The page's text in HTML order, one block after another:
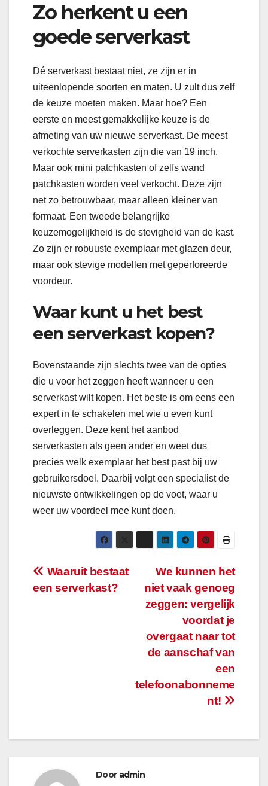
Zo herkent u een
goede serverkast
Dé serverkast bestaat niet, ze zijn er in
uiteenlopende soorten en maten. U zult dus zelf
de keuze moeten maken. Maar hoe? Een
eerste en meest gemakkelijke keuze is de
afmeting van uw nieuwe serverkast. De meest
verkochte serverkasten zijn die van 19 inch.
Maar ook mini patchkasten of zelfs wand
patchkasten worden veel verkocht. Deze zijn
net zo betrouwbaar, maar alleen kleiner van
formaat. Een tweede belangrijke
keuzemogelijkheid is de stevigheid van de kast.
Zo zijn er robuuste exemplaar met glazen deur,
maar ook stevige modellen met geperforeerde
voordeur.
Waar kunt u het best
een serverkast kopen?
Bovenstaande zijn slechts twee van de opties
die u voor het zeggen heeft wanneer u een
serverkast wilt kopen. Het beste is om eens een
expert in te schakelen met wie u even kunt
overleggen. Deze kent het aanbod
serverkasten als geen ander en weet dus
precies welk exemplaar het best past bij uw
gebruikersdoel. Daarbij volgt een specialist de
nieuwste ontwikkelingen op de voet, waar u
weer uw voordeel mee kunt doen.
Bericht
We kunnen het
niet vaak genoeg
zeggen: vergelijk
voordat je
overgaat naar tot
de aanschaf van
een
telefoonabonneme
nt!
Waaruit bestaat
een serverkast?
Door admin